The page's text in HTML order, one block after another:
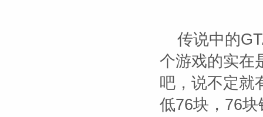
传说中的
个游戏的实在
吧，说不定就
低76块，76